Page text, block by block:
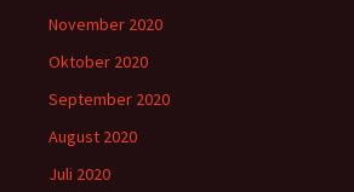
November 2020
Oktober 2020
September 2020
August 2020
Juli 2020